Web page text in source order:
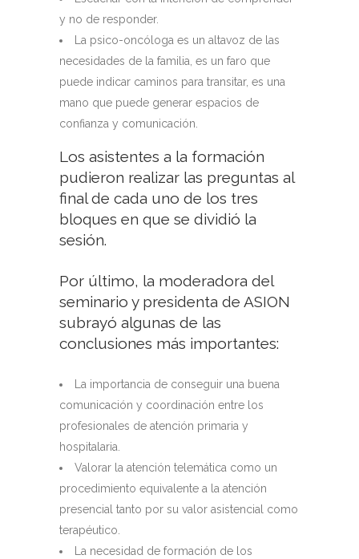
y no de responder.
La psico-oncóloga es un altavoz de las
necesidades de la familia, es un faro que
puede indicar caminos para transitar, es una
mano que puede generar espacios de
confianza y comunicación.
Los asistentes a la formación
pudieron realizar las preguntas al
final de cada uno de los tres
bloques en que se dividió la
sesión.
Por último, la moderadora del
seminario y presidenta de ASION
subrayó algunas de las
conclusiones más importantes:
La importancia de conseguir una buena
comunicación y coordinación entre los
profesionales de atención primaria y
hospitalaria.
Valorar la atención telemática como un
procedimiento equivalente a la atención
presencial tanto por su valor asistencial como
terapéutico.
La necesidad de formación de los